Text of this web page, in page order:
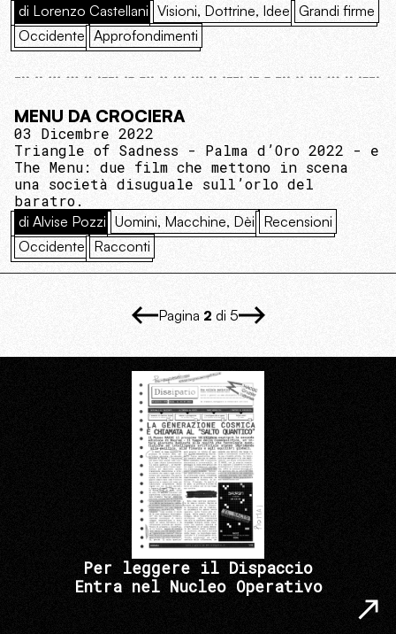
di Lorenzo Castellani Visioni, Dottrine, Idee Grandi firme
Occidente Approfondimenti
MENU DA CROCIERA
03 Dicembre 2022
Triangle of Sadness - Palma d’Oro 2022 - e
The Menu: due film che mettono in scena
una società disuguale sull’orlo del
baratro.
di Alvise Pozzi Uomini, Macchine, Dèi Recensioni
Occidente Racconti
Pagina 2 di 5
Per leggere il Dispaccio
Entra nel Nucleo Operativo